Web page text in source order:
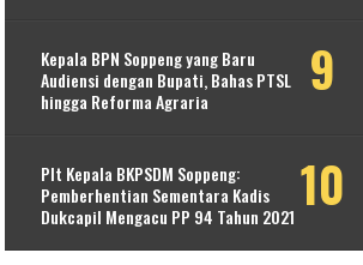
Kepala BPN Soppeng yang Baru
Audiensi dengan Bupati, Bahas PTSL
hingga Reforma Agraria
Plt Kepala BKPSDM Soppeng:
Pemberhentian Sementara Kadis
Dukcapil Mengacu PP 94 Tahun 2021